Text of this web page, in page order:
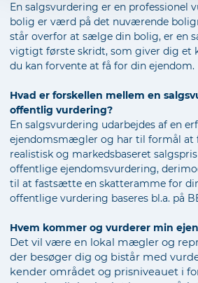
En salgsvurdering er en professionel
bolig er værd på det nuværende
står overfor at sælge din bolig, er en
vigtigt første skridt, som giver dig et
du kan forvente at få for din ejendom.
Hvad er forskellen mellem en
offentlig vurdering?
En salgsvurdering udarbejdes af en
ejendomsmægler og har til formål at
realistisk og markedsbaseret
offentlige ejendomsvurdering,
til at fastsætte en skatteramme for
offentlige vurdering baseres bl.a. på
Hvem kommer og vurderer min
Det vil være en lokal mægler og
der besøger dig og bistår med
kender området og prisniveauet i